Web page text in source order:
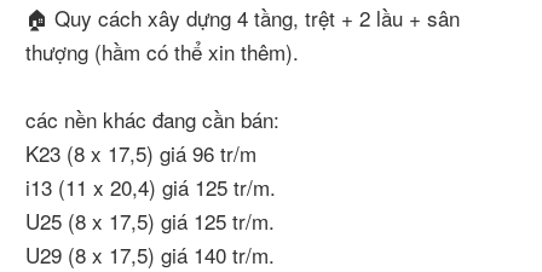
🏠 Quy cách xây dựng 4 tầng, trệt + 2 lầu + sân
thượng (hầm có thể xin thêm).
các nền khác đang cần bán:
K23 (8 x 17,5) giá 96 tr/m
i13 (11 x 20,4) giá 125 tr/m.
U25 (8 x 17,5) giá 125 tr/m.
U29 (8 x 17,5) giá 140 tr/m.